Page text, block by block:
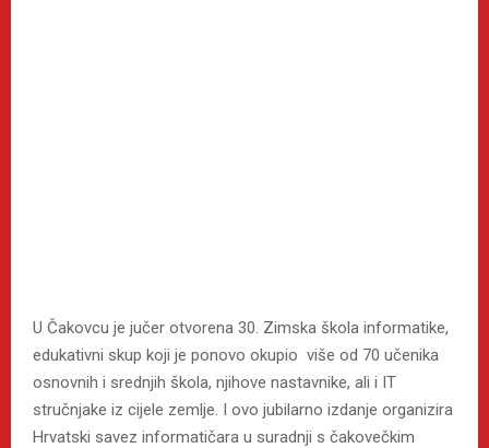
U Čakovcu je jučer otvorena 30. Zimska škola informatike,
edukativni skup koji je ponovo okupio više od 70 učenika
osnovnih i srednjih škola, njihove nastavnike, ali i IT
stručnjake iz cijele zemlje. I ovo jubilarno izdanje organizira
Hrvatski savez informatičara u suradnji s čakovečkim